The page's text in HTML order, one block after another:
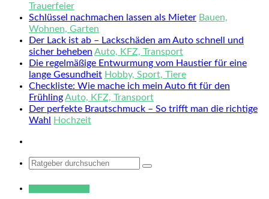
Trauerfeier
Schlüssel nachmachen lassen als Mieter Bauen,
Wohnen, Garten
Der Lack ist ab – Lackschäden am Auto schnell und
sicher beheben Auto, KFZ, Transport
Die regelmäßige Entwurmung vom Haustier für eine
lange Gesundheit Hobby, Sport, Tiere
Checkliste: Wie mache ich mein Auto fit für den
FrühlingAuto, KFZ, Transport
Der perfekte Brautschmuck – So trifft man die richtige
Wahl
Hochzeit
Search